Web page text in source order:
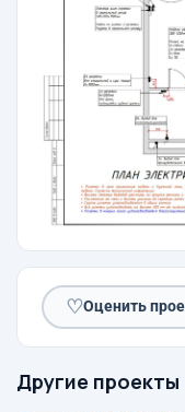
♡Оценить
Другие проекты